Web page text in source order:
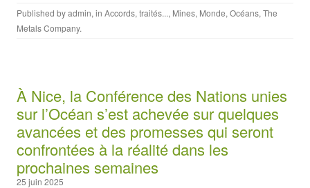
Published byadmin, in Accords, traités..., Mines, Monde, Océans, The
Metals Company.
À Nice, la Conférence des Nations unies
sur l’Océan s’est achevée sur quelques
avancées et des promesses qui seront
confrontées à la réalité dans les
prochaines semaines
25 juin 2025